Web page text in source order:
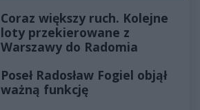
Coraz większy ruch. Kolejne
loty przekierowane z
Warszawy do Radomia
Poseł Radosław Fogiel objął
ważną funkcję